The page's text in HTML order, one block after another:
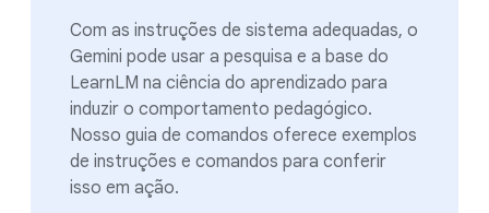
Com as instruções de sistema adequadas, o
Gemini pode usar a pesquisa e a base do
LearnLM na ciência do aprendizado para
induzir o comportamento pedagógico.
Nosso guia de comandos oferece exemplos
de instruções e comandos para conferir
isso em ação.